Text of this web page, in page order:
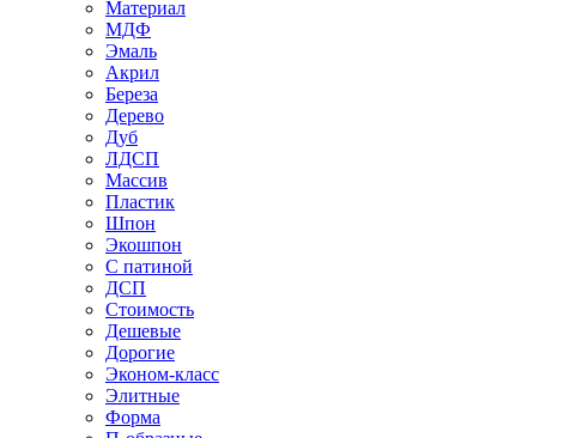
Материал
МДФ
Эмаль
Акрил
Береза
Дерево
Дуб
ЛДСП
Массив
Пластик
Шпон
Экошпон
С патиной
ДСП
Стоимость
Дешевые
Дорогие
Эконом-класс
Элитные
Форма